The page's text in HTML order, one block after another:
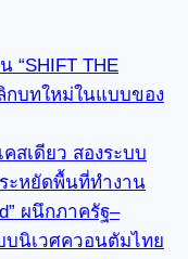
“SHIFT THE
กบทใหม่ในแบบของ
คสเดียว สองระบบ
ะหยัดพื้นที่ทำงาน
ผนึกภาครัฐ–
บนิเวศควอนตัมไทย